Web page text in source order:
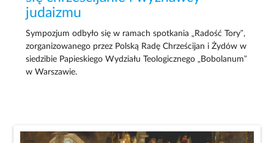
judaizmu
Sympozjum odbyło się w ramach spotkania „Radość Tory”,
zorganizowanego przez Polską Radę Chrześcijan i Żydów w
siedzibie Papieskiego Wydziału Teologicznego „Bobolanum”
w Warszawie.